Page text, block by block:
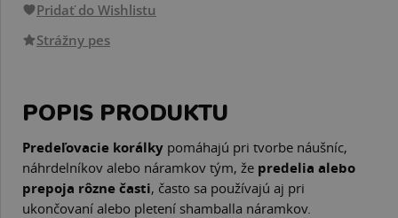
Pridať do Wishlistu
Strážny pes
POPIS PRODUKTU
Predeľovacie korálky pomáhajú pri tvorbe náušníc,
náhrdelníkov alebo náramkov tým, že predelia alebo
prepoja rôzne časti, často sa používajú aj pri
ukončovaní alebo pletení shamballa náramkov.